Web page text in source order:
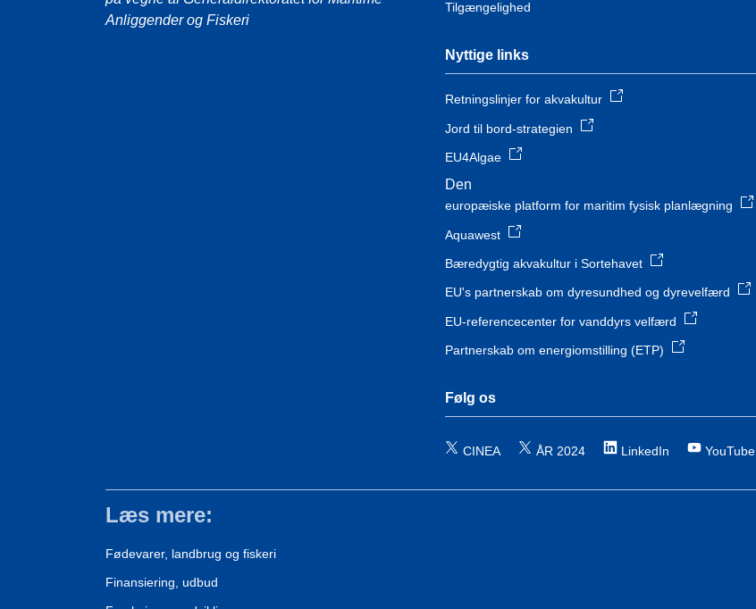
Anliggender og Fiskeri
Tilgængelighed
Nyttige links
Retningslinjer for akvakultur
Jord til bord-strategien
EU4Algae
Den
europæiske platform for maritim fysisk planlægning
Aquawest
Bæredygtig akvakultur i Sortehavet
EU's partnerskab om dyresundhed og dyrevelfærd
EU-referencecenter for vanddyrs velfærd
Partnerskab om energiomstilling (ETP)
Følg os
CINEA ÅR 2024 LinkedIn YouTube
Læs mere:
Fødevarer, landbrug og fiskeri
Finansiering, udbud